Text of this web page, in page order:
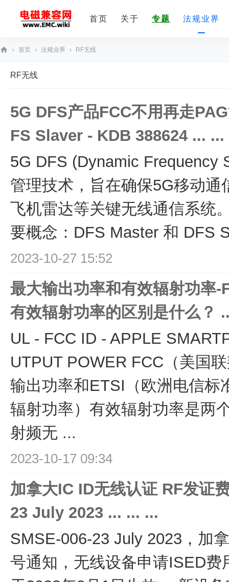
首页 关于 专题 法规业界
› 首页 › 法规业界 › RF无线
RF无线
5G DFS产品FCC不用再走
FS Slaver - KDB 388624 ... ...
5G DFS (Dynamic Frequency
管理技术，旨在确保5G移动
飞机雷达等关键无线通信系统
要概念：DFS Master 和 DFS
2023-10-27 15:52
最大输出功率和有效辐射功率
有效辐射功率的区别是什么？
UL - FCC ID - APPLE
UTPUT POWER FCC（美国
输出功率和ETSI（欧洲电信标
辐射功率）有效辐射功率是两
射频无 ...
2023-10-17 09:34
加拿大IC ID无线认证 RF发证
23 July 2023 ... ... ...
SMSE-006-23 July 2023，加
号通知，无线设备申请ISED费